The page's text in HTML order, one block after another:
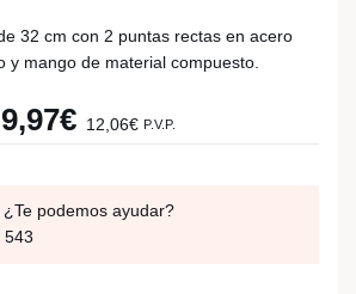
32 cm con 2 puntas rectas en acero
y mango de material compuesto.
9,97€ 12,06€ P.V.P.
¿Te podemos ayudar?
543